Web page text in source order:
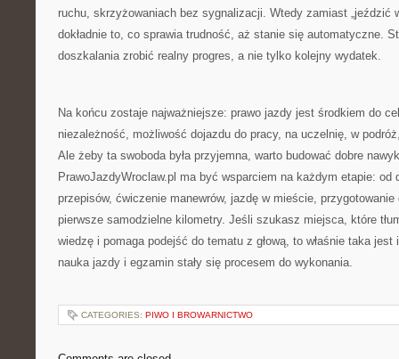
ruchu, skrzyżowaniach bez sygnalizacji. Wtedy zamiast „jeździć
dokładnie to, co sprawia trudność, aż stanie się automatyczne.
doszkalania zrobić realny progres, a nie tylko kolejny wydatek.
Na końcu zostaje najważniejsze: prawo jazdy jest środkiem do
niezależność, możliwość dojazdu do pracy, na uczelnię, w
Ale żeby ta swoboda była przyjemna, warto budować dobre
PrawoJazdyWroclaw.pl ma być wsparciem na każdym etapie:
przepisów, ćwiczenie manewrów, jazdę w mieście,
pierwsze samodzielne kilometry. Jeśli szukasz miejsca, które
wiedzę i pomaga podejść do tematu z głową, to właśnie taka
nauka jazdy i egzamin stały się procesem do wykonania.
CATEGORIES: PIWO I BROWARNICTWO